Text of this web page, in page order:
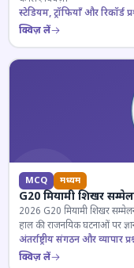
स्टेडियम, ट्रॉफियाँ और रिकॉर्ड
क्विज़ लें
MCQ मध्यम
G20 मियामी शिखर
2026 G20 मियामी शिखर
हाल की राजनयिक घटनाओं पर
अंतर्राष्ट्रीय संगठन और व्यापार
क्विज़ लें